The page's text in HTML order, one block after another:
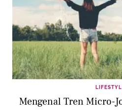
Mengenal Tren Micro-